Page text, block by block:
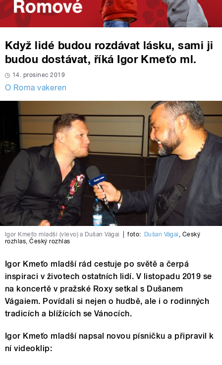
Když lidé budou rozdávat lásku, sami ji
budou dostávat, říká Igor Kmeťo ml.
14. prosinec 2019
O Roma vakeren
Igor Kmeťo mladší (vlevo) a Dušan Vágai foto: Dušan Vágai
Český
rozhlas ,Český rozhlas
Igor Kmeťo mladší rád cestuje po světě a čerpá
inspiraci v životech ostatních lidí. V listopadu 2019 se
na koncertě v pražské Roxy setkal s Dušanem
Vágaiem. Povídali si nejen o hudbě, ale i o rodinných
tradicích a blížících se Vánocích.
Igor Kmeťo mladší napsal novou písničku a připravil k
ní videoklip: